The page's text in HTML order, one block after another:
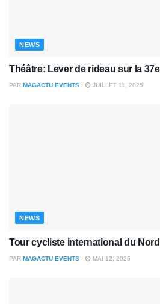
NEWS
Théâtre: Lever de rideau sur la
PAR MAGACTU EVENTS JUILLET 11, 2025
NEWS
Tour cycliste international du
PAR MAGACTU EVENTS MAI 12, 2026